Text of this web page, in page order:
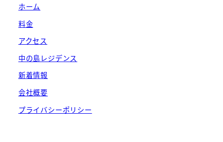
ホーム
料金
アクセス
中の島レジデンス
新着情報
会社概要
プライバシーポリシー